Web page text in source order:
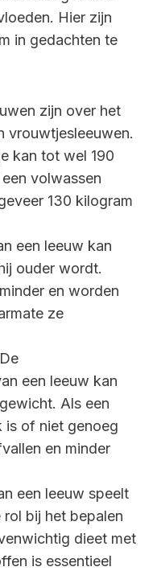
Hier zijn
in gedachten te
zijn over het
vrouwtjesleeuwen.
kan tot wel 190
volwassen
130 kilogram
een leeuw kan
ouder wordt.
en worden
ze
een leeuw kan
Als een
is of niet genoeg
en minder
een leeuw speelt
bij het bepalen
dieet met
is essentieel